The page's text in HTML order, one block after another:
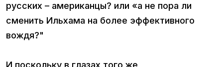
русских – американцы? или «а не пора ли
сменить Ильхама на более эффективного
вождя?"